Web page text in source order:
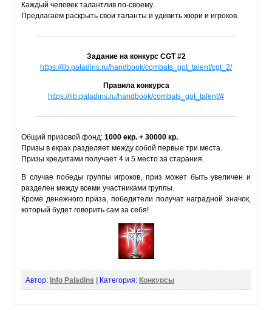
Каждый человек талантлив по-своему.
Предлагаем раскрыть свои таланты и удивить жюри и игроков.
Задание на конкурс CGT #2
https://lib.paladins.ru/handbook/combats_got_talent/cgt_2/
Правила конкурса
https://lib.paladins.ru/handbook/combats_got_talent/#
Общий призовой фонд: 1000 екр. + 30000 кр.
Призы в екрах разделяет между собой первые три места.
Призы кредитами получает 4 и 5 место за старания.
В случае победы группы игроков, приз может быть увеличен и
разделен между всеми участниками группы.
Кроме денежного приза, победители получат наградной значок,
который будет говорить сам за себя!
Автор: Info Paladins Категория: Конкурсы